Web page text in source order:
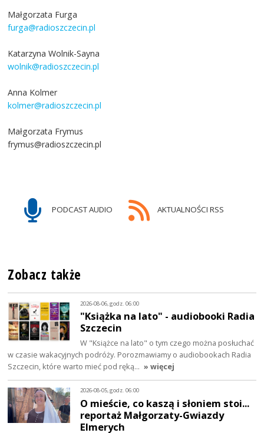
Małgorzata Furga
furga@radioszczecin.pl
Katarzyna Wolnik-Sayna
wolnik@radioszczecin.pl
Anna Kolmer
kolmer@radioszczecin.pl
Małgorzata Frymus
frymus@radioszczecin.pl
PODCAST AUDIO AKTUALNOŚCI RSS
Zobacz także
2026-08-06, godz. 06:00
"Książka na lato" - audiobooki Radia
Szczecin
W "Książce na lato" o tym czego można posłuchać
w czasie wakacyjnych podróży. Porozmawiamy o audiobookach Radia
Szczecin, które warto mieć pod ręką… » więcej
2026-08-05, godz. 06:00
O mieście, co kaszą i słoniem stoi...
reportaż Małgorzaty-Gwiazdy
Elmerych